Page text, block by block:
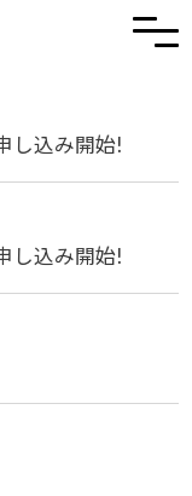
し込み開始!
し込み開始!